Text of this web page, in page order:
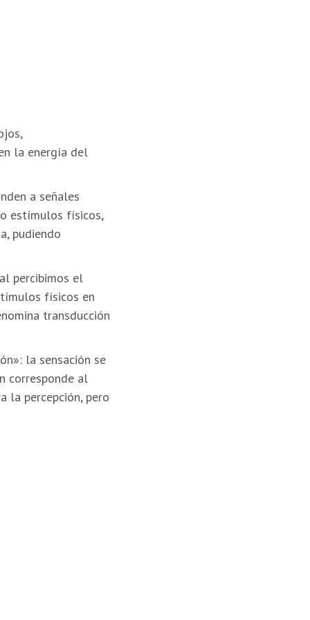
la energía del
a señales
estímulos físicos,
pudiendo
percibimos el
físicos en
transducción
la sensación se
corresponde al
la percepción, pero